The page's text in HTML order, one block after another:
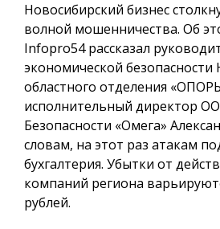
Новосибирский бизнес
волной мошенничества. Об
Infopro54 рассказал
экономической безопасности
областного отделения
исполнительный директор
Безопасности «Омега»
словам, на этот раз атакам
бухгалтерия. Убытки от
компаний региона
рублей.